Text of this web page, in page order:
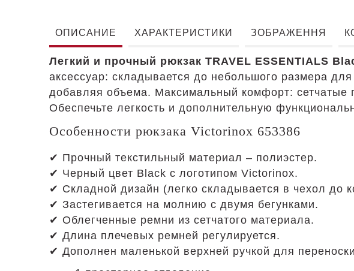
ОПИСАНИЕ ХАРАКТЕРИСТИКИ ЗОБРАЖЕННЯ
Легкий и прочный рюкзак TRAVEL ESSENTIALS
аксессуар: складывается до небольшого размера
добавляя объема. Максимальный комфорт: сетчатые
Обеспечьте легкость и дополнительную
Особенности рюкзака Victorinox 653386
✔ Прочный текстильный материал – полиэстер.
✔ Черный цвет Black с логотипом Victorinox.
✔ Складной дизайн (легко складывается в чехол до
✔ Застегивается на молнию с двумя бегунками.
✔ Облегченные ремни из сетчатого материала.
✔ Длина плечевых ремней регулируется.
✔ Дополнен маленькой верхней ручкой для